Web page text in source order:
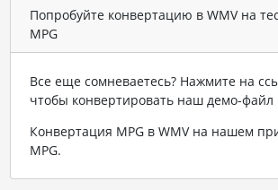
Попробуйте конвертацию в WMV на
MPG
Все еще сомневаетесь? Нажмите на
чтобы конвертировать наш демо-файл
Конвертация MPG в WMV на нашем
MPG.